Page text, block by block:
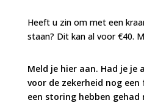
Heeft u zin om met een
staan? Dit kan al voor €40.
Meld je hier aan. Had je je
voor de zekerheid nog
een storing hebben gehad